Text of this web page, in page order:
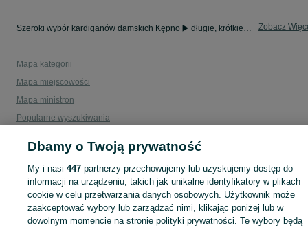
Szeroki wybór kardiganów damskich Kępno ▶️ długie, krótkie, wełniane i bawełniane ✅ Nowe i używane w dobrych cenach ✌ Sprawdź oferty na OLX.pl! Zobacz
Mapa kategorii
Mapa miejscowości
Mapa ministron
Popularne wyszukiwania
Dbamy o Twoją prywatność
My i nasi447 partnerzy przechowujemy lub uzyskujemy dostęp do
informacji na urządzeniu, takich jak unikalne identyfikatory w plikach
cookie w celu przetwarzania danych osobowych. Użytkownik może
zaakceptować wybory lub zarządzać nimi, klikając poniżej lub w
dowolnym momencie na stronie polityki prywatności. Te wybory będą